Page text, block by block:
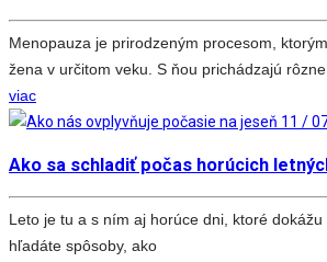
Menopauza je prirodzeným procesom,
žena v určitom veku. S ňou prichádzajú
viac
11 /
Ako sa schladiť počas horúcich
Leto je tu a s ním aj horúce dni, ktoré
hľadáte spôsoby, ako